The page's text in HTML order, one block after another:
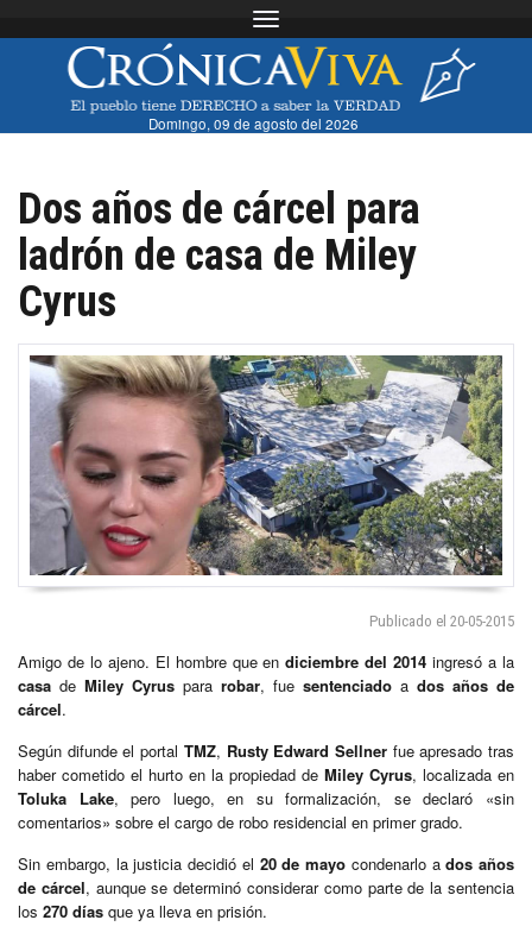
Toggle navigation
Domingo, 09 de agosto del 2026
Dos años de cárcel para
ladrón de casa de Miley
Cyrus
Publicado el 20-05-2015
Amigo de lo ajeno. El hombre que endiciembre del 2014 ingresó a la
casa de Miley Cyrus para robar, fue sentenciado a dos años de
cárcel.
Según difunde el portal TMZ, Rusty Edward Sellnerfue apresado tras
haber cometido el hurto en la propiedad de Miley Cyrus, localizada en
Toluka Lake, pero luego, en su formalización, se declaró «sin
comentarios» sobre el cargo de robo residencial en primer grado.
Sin embargo, la justicia decidió el 20 de mayo condenarlo ados años
de cárcel, aunque se determinó considerar como parte de la sentencia
los 270 días que ya lleva en prisión.